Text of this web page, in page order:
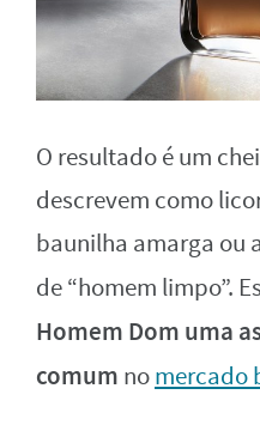
O resultado é um
descrevem como
baunilha amarga ou
de “homem limpo”.
Homem Dom uma
comum nomercado